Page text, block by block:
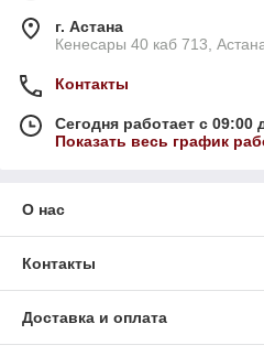
г. Астана
Кенесары 40 каб 713,
Контакты
Сегодня работает с 09:00
Показать весь график
О нас
Контакты
Доставка и оплата